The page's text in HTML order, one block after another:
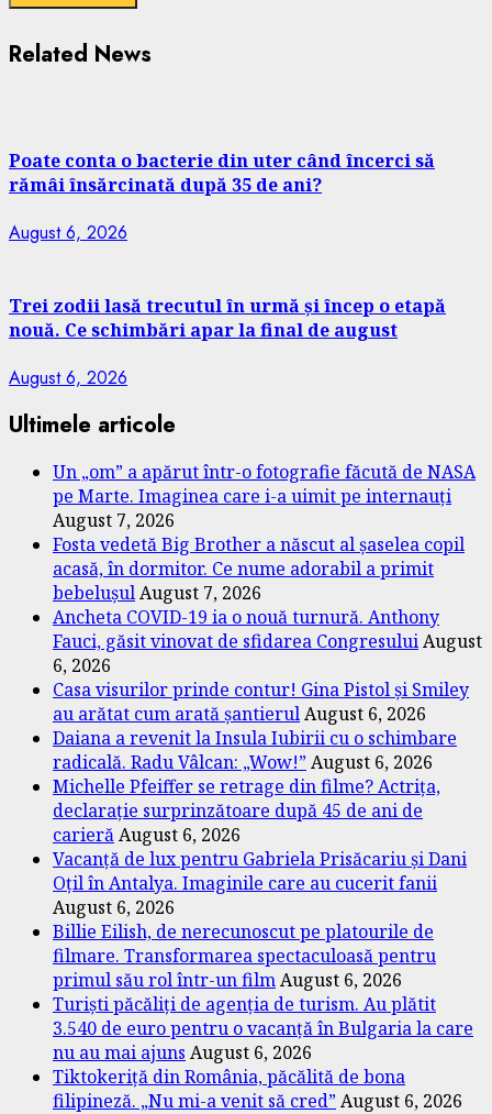
Related News
Poate conta o bacterie din uter când încerci să
rămâi însărcinată după 35 de ani?
August 6, 2026
Trei zodii lasă trecutul în urmă și încep o etapă
nouă. Ce schimbări apar la final de august
August 6, 2026
Ultimele articole
Un „om” a apărut într-o fotografie făcută de NASA
pe Marte. Imaginea care i-a uimit pe internauți
August 7, 2026
Fosta vedetă Big Brother a născut al șaselea copil
acasă, în dormitor. Ce nume adorabil a primit
bebelușulAugust 7, 2026
Ancheta COVID-19 ia o nouă turnură. Anthony
Fauci, găsit vinovat de sfidarea CongresuluiAugust
6, 2026
Casa visurilor prinde contur! Gina Pistol și Smiley
au arătat cum arată șantierulAugust 6, 2026
Daiana a revenit la Insula Iubirii cu o schimbare
radicală. Radu Vâlcan: „Wow!”August 6, 2026
Michelle Pfeiffer se retrage din filme? Actrița,
declarație surprinzătoare după 45 de ani de
carierăAugust 6, 2026
Vacanță de lux pentru Gabriela Prisăcariu și Dani
Oțil în Antalya. Imaginile care au cucerit fanii
August 6, 2026
Billie Eilish, de nerecunoscut pe platourile de
filmare. Transformarea spectaculoasă pentru
primul său rol într-un filmAugust 6, 2026
Turiști păcăliți de agenția de turism. Au plătit
3.540 de euro pentru o vacanță în Bulgaria la care
nu au mai ajuns August 6, 2026
Tiktokeriță din România, păcălită de bona
filipineză. „Nu mi-a venit să cred”August 6, 2026